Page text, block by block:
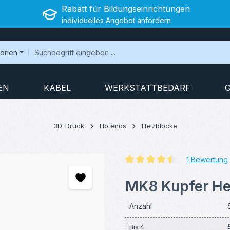
Rabatt für Bildungseinrichtungen
individuelles Angebot anfordern
KABEL WERKSTATTBEDARF
3D-Druck Hotends Heizblöcke
1 Bewertung
MK8 Kupfer
Anzahl
Bis 4